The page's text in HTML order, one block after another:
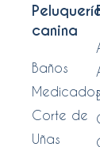
canina
Baños
Medicados
Corte de
Uñas